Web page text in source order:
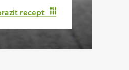
recept